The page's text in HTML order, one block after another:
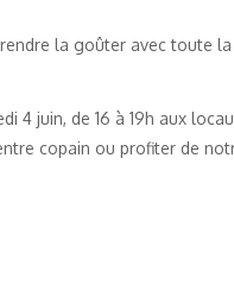
la goûter avec toute
4 juin, de 16 à 19h aux
copain ou profiter de